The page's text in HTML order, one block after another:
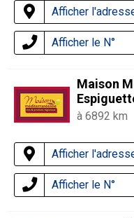
Afficher
Afficher le N°
Maison
à 6892 km
Afficher
Afficher le N°